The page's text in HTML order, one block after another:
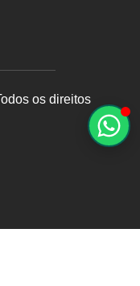
os direitos